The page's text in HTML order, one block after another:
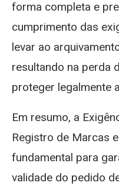
forma completa e
cumprimento das
levar ao
resultando na perda
proteger legalmente
Em resumo, a
Registro de Marcas
fundamental para
validade do pedido